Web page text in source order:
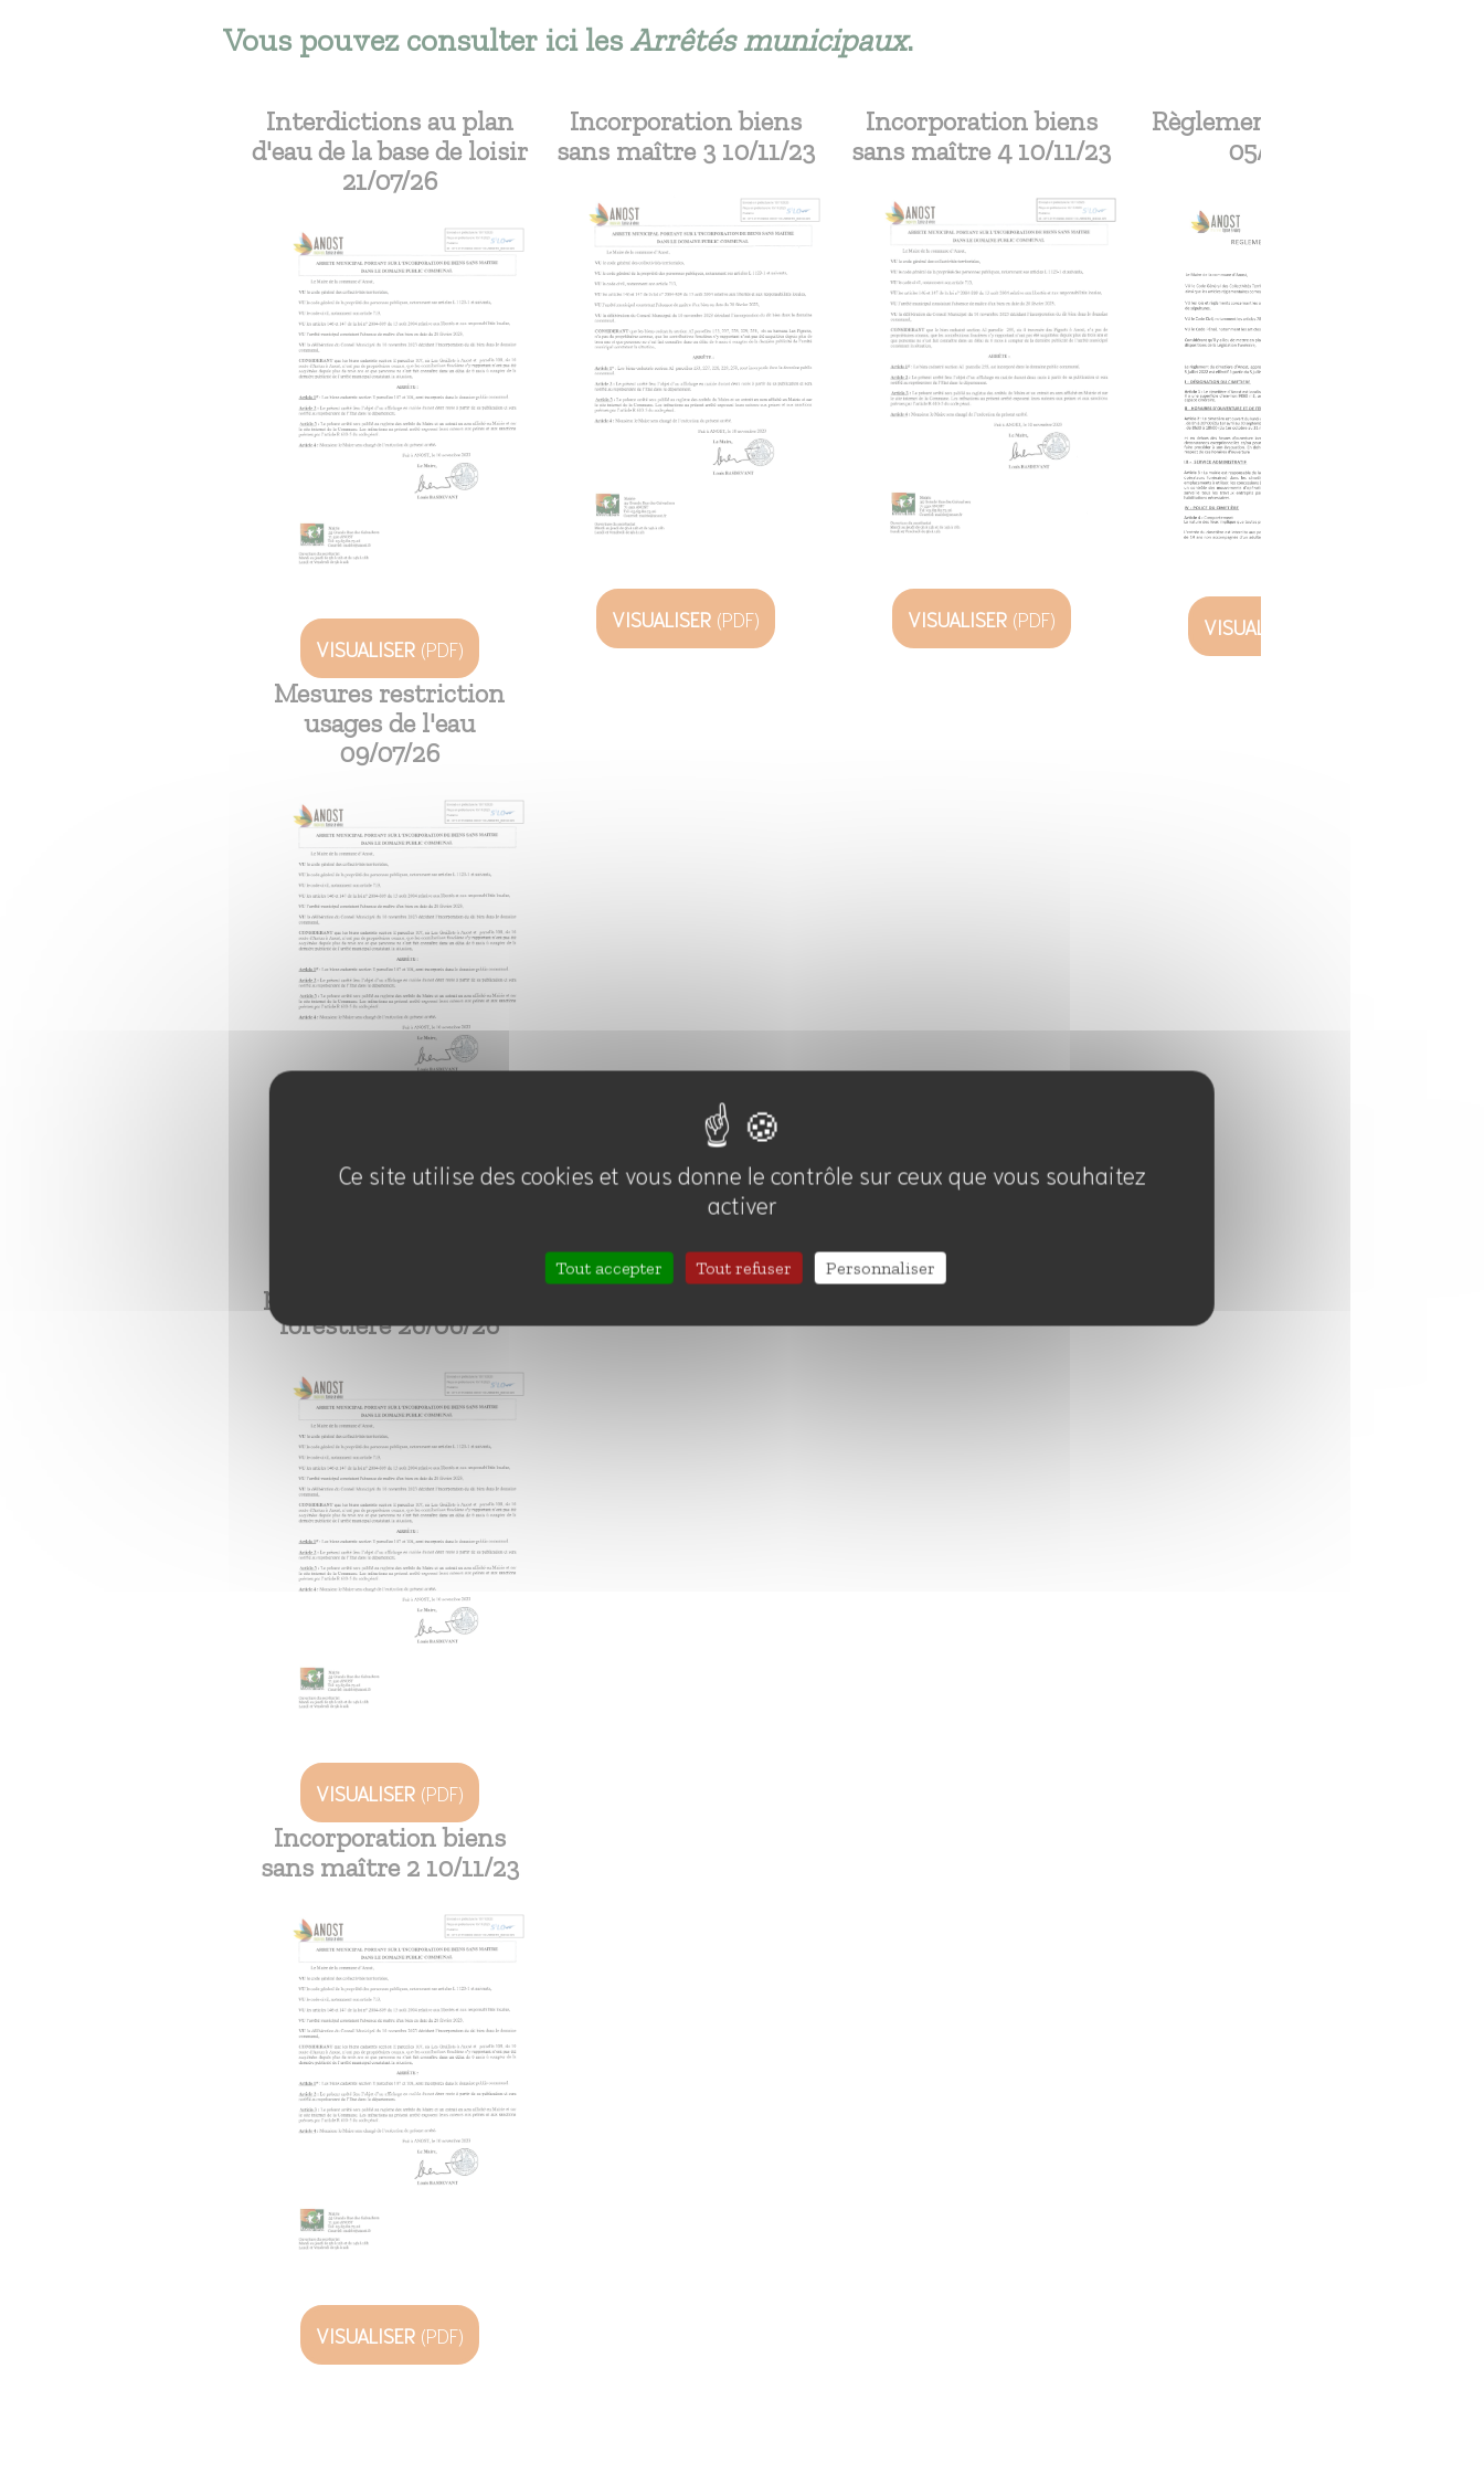
Vous pouvez consulter ici les Arrêtés municipaux.
Interdictions au plan
d'eau de la base de loisir
21/07/26
VISUALISER(PDF)
Mesures restriction
usages de l'eau
09/07/26
public et exploitation
forestière 26/06/26
VISUALISER(PDF)
Incorporation biens
sans maître 2 10/11/23
VISUALISER(PDF)
Incorporation biens
sans maître 3 10/11/23
VISUALISER(PDF)
Incorporation biens
sans maître 4 10/11/23
VISUALISER(PDF)
Règlement Cimetière
05/07/22
VISUALISER
Ce site utilise des cookies et vous donne le contrôle sur ceux que vous souhaitez
activer
Tout accepter Tout refuser Personnaliser